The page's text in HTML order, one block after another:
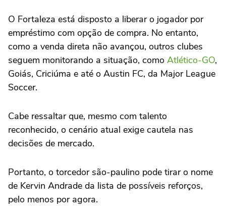
O Fortaleza está disposto a liberar o jogador por
empréstimo com opção de compra. No entanto,
como a venda direta não avançou, outros clubes
seguem monitorando a situação, como Atlético-GO,
Goiás, Criciúma e até o Austin FC, da Major League
Soccer.
Cabe ressaltar que, mesmo com talento
reconhecido, o cenário atual exige cautela nas
decisões de mercado.
Portanto, o torcedor são-paulino pode tirar o nome
de Kervin Andrade da lista de possíveis reforços,
pelo menos por agora.